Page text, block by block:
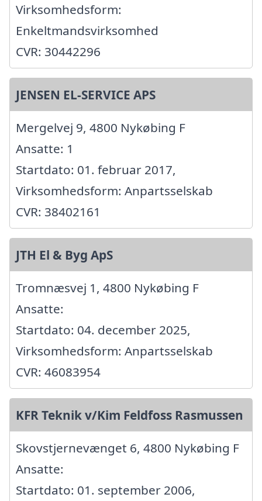
Virksomhedsform:
Enkeltmandsvirksomhed
CVR: 30442296
JENSEN EL-SERVICE APS
Mergelvej 9, 4800 Nykøbing F
Ansatte: 1
Startdato: 01. februar 2017,
Virksomhedsform: Anpartsselskab
CVR: 38402161
JTH El & Byg ApS
Tromnæsvej 1, 4800 Nykøbing F
Ansatte:
Startdato: 04. december 2025,
Virksomhedsform: Anpartsselskab
CVR: 46083954
KFR Teknik v/Kim Feldfoss Rasmussen
Skovstjernevænget 6, 4800 Nykøbing F
Ansatte:
Startdato: 01. september 2006,